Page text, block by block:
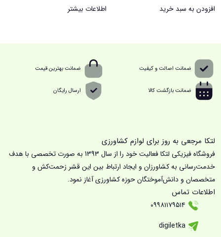
افزودن به سبد خرید اطلاعات بیشتر
ضمانت اصالت و کیفیت ضمانت بهترین قیمت
ضمانت بازگشت کالا ارسال رایگان
لتکا مرجعی به روز برای لوازم کشاورزی
فروشگاه فیزیکی لتکا فعالیت خود را از سال 1393 به صورت تخصصی با هدف
خدمت‌رسانی به کشاورزان و ایجاد ارتباط بین این قشر زحمت‌کش و
متخصصان و دانش‌آموختگان حوزه کشاورزی آغاز نمود.
اطلاعات تماس